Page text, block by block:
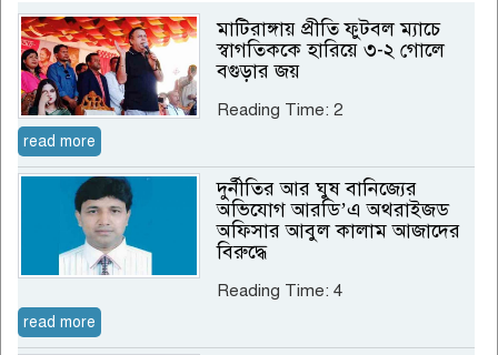
মা‌টিরাঙ্গায় প্রীতি ফুটবল ম্যাচে
স্বাগতিককে হারিয়ে ৩-২ গোলে
বগুড়ার জয়
Reading Time:2
read more
দুর্নীতির আর ঘুষ বানিজ্যের
অভিযোগ আরডি’এ অথরাইজড
অফিসার আবুল কালাম আজাদের
বিরুদ্ধে
Reading Time:4
read more